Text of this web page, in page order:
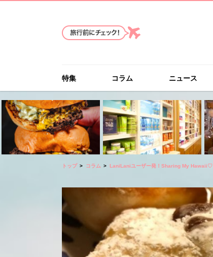
特集 コラム ニュース
トップ コラム LaniLaniユーザー発！Sharing My Hawaii♡